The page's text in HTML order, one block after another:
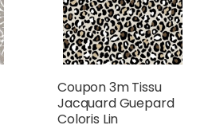
Coupon 3m Tissu
Jacquard Guepard
Coloris Lin